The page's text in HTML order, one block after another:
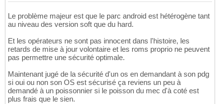
Le problème majeur est que le parc android est hétérogène tant
au niveau des version soft que du hard.
Et les opérateurs ne sont pas innocent dans l'histoire, les
retards de mise à jour volontaire et les roms proprio ne peuvent
pas permettre une sécurité optimale.
Maintenant jugé de la sécurité d'un os en demandant à son pdg
si oui ou non son OS est sécurisé ça reviens un peu à
demandé à un poissonnier si le poisson du mec d'à coté est
plus frais que le sien.